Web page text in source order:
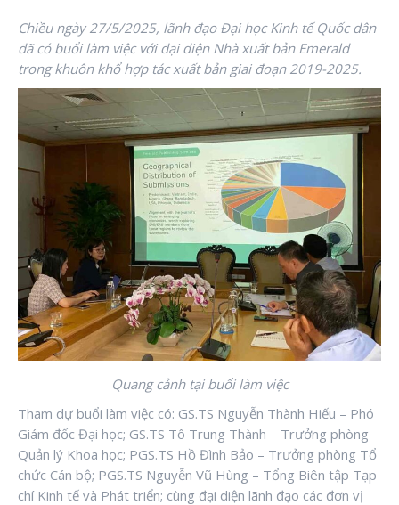
Chiều ngày 27/5/2025, lãnh đạo Đại học Kinh tế Quốc dân
đã có buổi làm việc với đại diện Nhà xuất bản Emerald
trong khuôn khổ hợp tác xuất bản giai đoạn 2019-2025.
Quang cảnh tại buổi làm việc
Tham dự buổi làm việc có: GS.TS Nguyễn Thành Hiếu – Phó
Giám đốc Đại học; GS.TS Tô Trung Thành – Trưởng phòng
Quản lý Khoa học; PGS.TS Hồ Đình Bảo – Trưởng phòng Tổ
chức Cán bộ; PGS.TS Nguyễn Vũ Hùng – Tổng Biên tập Tạp
chí Kinh tế và Phát triển; cùng đại diện lãnh đạo các đơn vị